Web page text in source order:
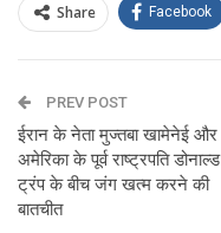
Share Facebook
Email
PREV POST
ईरान के नेता मुज्तबा खामेनेई और
अमेरिका के पूर्व राष्ट्रपति डोनाल्ड
ट्रंप के बीच जंग खत्म करने की
बातचीत